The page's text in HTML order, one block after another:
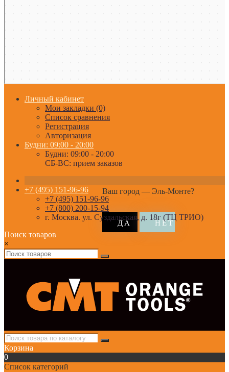
Личный кабинет
Мои закладки (0)
Список сравнения
Регистрация
Авторизация
Будни: 09:00 - 20:00
Будни: 09:00 - 20:00
СБ-ВС: прием заказов
Ваш город — Эль-Монте?
+7 (495) 151-96-96
+7 (495) 151-96-96
+7 (800) 200-15-94
г. Москва. ул. Суздальская, д. 18г (ТЦ ТРИО)
Поиск товаров
×
Корзина
0
Список категорий